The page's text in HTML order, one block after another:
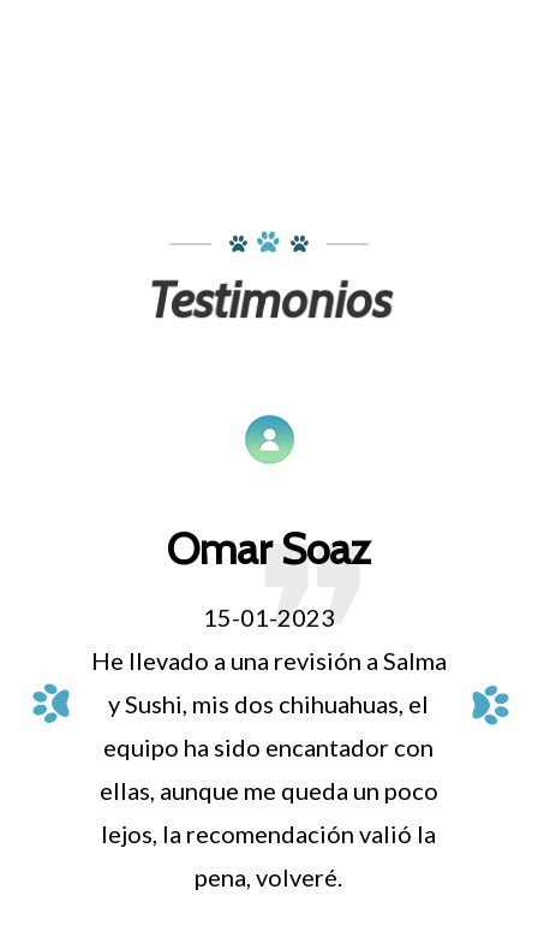
Testimonios
Omar Soaz
15-01-2023
He llevado a una revisión a Salma
y Sushi, mis dos chihuahuas, el
equipo ha sido encantador con
ellas, aunque me queda un poco
lejos, la recomendación valió la
pena, volveré.
❞